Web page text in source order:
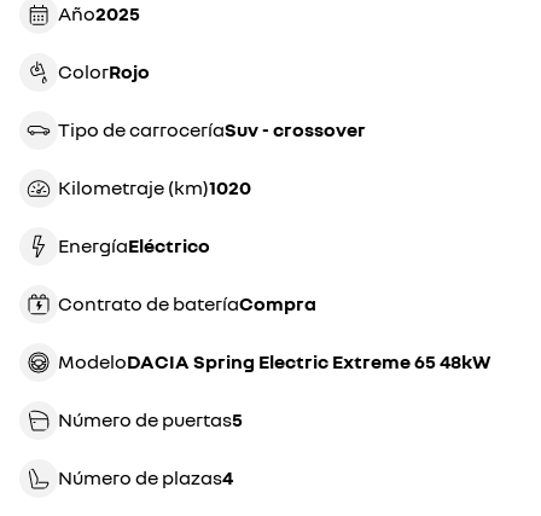
Año 2025
Color rojo
Tipo de carrocería suv - crossover
Kilometraje (km) 1020
Energía eléctrico
Contrato de batería compra
Modelo DACIA Spring Electric Extreme 65 48kW
Número de puertas5
Número de plazas4